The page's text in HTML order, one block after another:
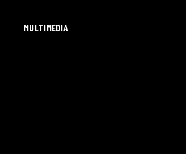
MULTIMEDIA